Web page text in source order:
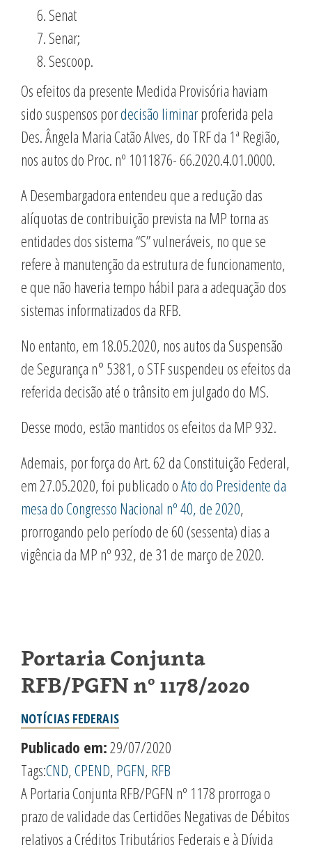
Senat
Senar;
Sescoop.
Os efeitos da presente Medida Provisória haviam
sido suspensos pordecisão liminarproferida pela
Des. Ângela Maria Catão Alves, do TRF da 1ª Região,
nos autos do Proc. nº 1011876- 66.2020.4.01.0000.
A Desembargadora entendeu que a redução das
alíquotas de contribuição prevista na MP torna as
entidades dos sistema “S” vulneráveis, no que se
refere à manutenção da estrutura de funcionamento,
e que não haveria tempo hábil para a adequação dos
sistemas informatizados da RFB.
No entanto, em 18.05.2020, nos autos da Suspensão
de Segurança n° 5381, o STF suspendeu os efeitos da
referida decisão até o trânsito em julgado do MS.
Desse modo, estão mantidos os efeitos da MP 932.
Ademais, por força do Art. 62 da Constituição Federal,
em 27.05.2020, foi publicado oAto do Presidente da
mesa do Congresso Nacional nº 40, de 2020,
prorrogando pelo período de 60 (sessenta) dias a
vigência da MP nº 932, de 31 de março de 2020.
Portaria Conjunta
RFB/PGFN nº 1178/2020
NOTÍCIAS FEDERAIS
Publicado em:29/07/2020
Tags:CND,CPEND, PGFN, RFB
A Portaria Conjunta RFB/PGFN nº 1178 prorroga o
prazo de validade das Certidões Negativas de Débitos
relativos a Créditos Tributários Federais e à Dívida